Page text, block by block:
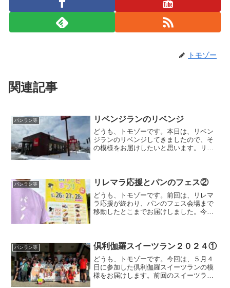
トモゾー
関連記事
パンラン等 リベンジランのリベンジ
どうも、トモゾーです。本日は、リベン
ジランのリベンジしてきましたので、そ
の模様をお届けしたいと思います。リベ
で「先週のリベンジラン...
パンラン等 リレマラ応援とパンのフェス②
どうも、トモゾーです。前回は、リレマ
ラ応援が終わり、パンのフェス会場まで
移動したとこまでお届けしました。今回
のフェス会場にあらわれた...
パンラン等 倶利伽羅スイーツラン２０２４①
どうも、トモゾーです。今回は、５月４
日に参加した倶利伽羅スイーツランの模
様をお届けします。前回のスイーツラン